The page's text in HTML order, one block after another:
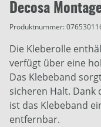
Decosa
Produktnummer:
Die Kleberolle
verfügt über eine
Das Klebeband
sicheren Halt. Dank
ist das Klebeband
entfernbar.